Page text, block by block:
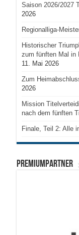
Saison 2026/2027
2026
Regionalliga-
Historischer
zum fünften Mal in
11. Mai 2026
Zum
2026
Mission
nach dem fünften
Finale, Teil 2: Alle
PREMIUMPARTNER